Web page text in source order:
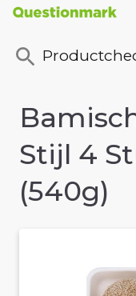
Stijl 4
(540g)